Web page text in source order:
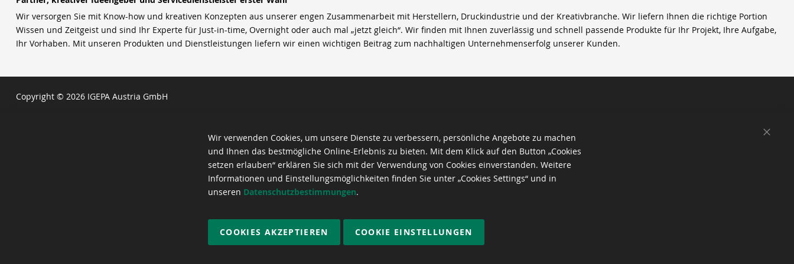
Wir versorgen Sie mit Know-how und kreativen Konzepten aus unserer engen Zusammenarbeit mit Herstellern, Druckindustrie und der Kreativbranche. Wir liefern Ihnen die richtige Portion
Wissen und Zeitgeist und sind Ihr Experte für Just-in-time, Overnight oder auch mal „jetzt gleich“. Wir finden mit Ihnen zuverlässig und schnell passende Produkte für Ihr Projekt, Ihre Aufgabe,
Ihr Vorhaben. Mit unseren Produkten und Dienstleistungen liefern wir einen wichtigen Beitrag zum nachhaltigen Unternehmenserfolg unserer Kunden.
Copyright © 2026 IGEPA Austria GmbH
Wir verwenden Cookies, um unsere Dienste zu verbessern, persönliche Angebote zu machen
und Ihnen das bestmögliche Online-Erlebnis zu bieten. Mit dem Klick auf den Button „Cookies
setzen erlauben“ erklären Sie sich mit der Verwendung von Cookies einverstanden. Weitere
Informationen und Einstellungsmöglichkeiten finden Sie unter „Cookies Settings“ und in
unseren Datenschutzbestimmungen.
COOKIES AKZEPTIEREN COOKIE EINSTELLUNGEN